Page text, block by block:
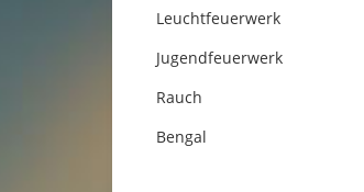
Leuchtfeuerwerk
Jugendfeuerwerk
Rauch
Bengal